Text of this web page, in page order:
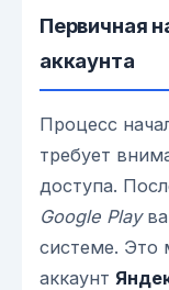
Первичная
аккаунта
Процесс
требует
доступа.
Google Play
системе. Это
аккаунт